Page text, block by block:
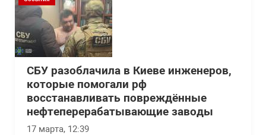
СБУ разоблачила в Киеве инженеров,
которые помогали рф
восстанавливать повреждённые
нефтеперерабатывающие заводы
17 марта, 12:39